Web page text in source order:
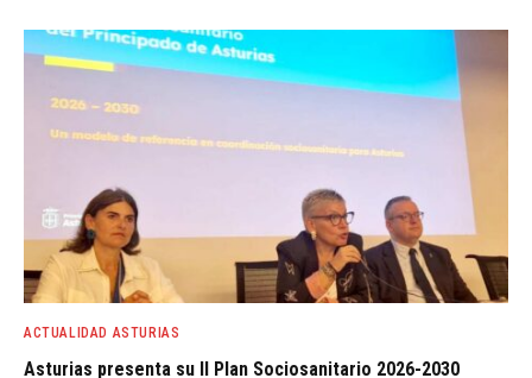
ACTUALIDAD ASTURIAS
Asturias presenta su II Plan Sociosanitario 2026-2030